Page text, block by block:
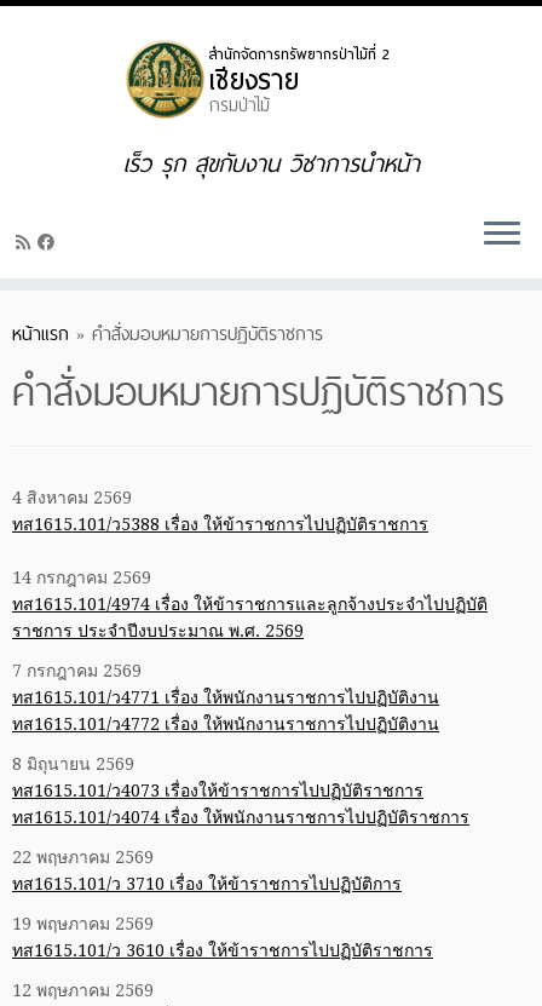
Skip
เร็ว รุก สุขกับงาน วิชาการนำหน้า
หน้าแรก » คำสั่งมอบหมายการปฏิบัติราชการ
คำสั่งมอบหมายการปฏิบัติราชการ
4 สิงหาคม 2569
ทส1615.101/ว5388 เรื่อง ให้ข้าราชการไปปฏิบัติราชการ
14 กรกฎาคม 2569
ทส1615.101/4974 เรื่อง ให้ข้าราชการและลูกจ้างประจำไปปฏิบัติ
ราชการ ประจำปีงบประมาณ พ.ศ. 2569
7 กรกฎาคม 2569
ทส1615.101/ว4771 เรื่อง ให้พนักงานราชการไปปฏิบัติงาน
ทส1615.101/ว4772 เรื่อง ให้พนักงานราชการไปปฏิบัติงาน
8 มิถุนายน 2569
ทส1615.101/ว4073 เรื่องให้ข้าราชการไปปฏิบัติราชการ
ทส1615.101/ว4074 เรื่อง ให้พนักงานราชการไปปฏิบัติราชการ
22 พฤษภาคม 2569
ทส1615.101/ว 3710 เรื่อง ให้ข้าราชการไปปฏิบัติการ
19 พฤษภาคม 2569
ทส1615.101/ว 3610 เรื่อง ให้ข้าราชการไปปฏิบัติราชการ
12 พฤษภาคม 2569